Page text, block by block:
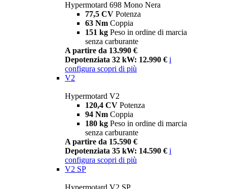
Hypermotard 698 Mono Nera
77,5 CV Potenza
63 Nm Coppia
151 kg Peso in ordine di marcia
senza carburante
A partire da 13.990 €
Depotenziata 32 kW: 12.990 € i
configura scopri di più
V2
Hypermotard V2
120,4 CV Potenza
94 Nm Coppia
180 kg Peso in ordine di marcia
senza carburante
A partire da 15.590 €
Depotenziata 35 kW: 14.590 € i
configura scopri di più
V2 SP
Hypermotard V2 SP